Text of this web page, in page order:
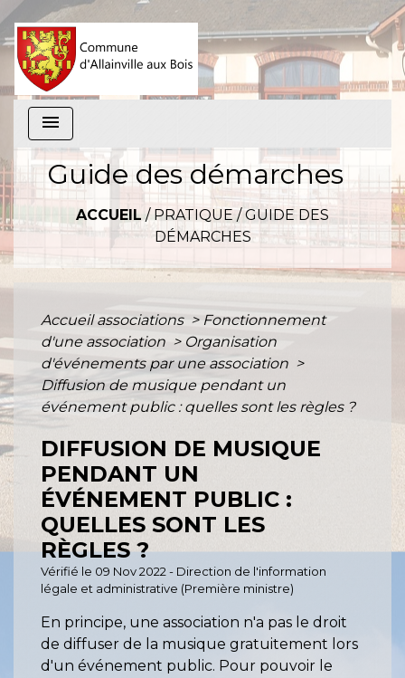
menu
Guide des démarches
ACCUEIL / PRATIQUE /GUIDE DES
DÉMARCHES
Accueil associations > Fonctionnement
d'une association > Organisation
d'événements par une association >
Diffusion de musique pendant un
événement public : quelles sont les règles ?
DIFFUSION DE MUSIQUE
PENDANT UN
ÉVÉNEMENT PUBLIC :
QUELLES SONT LES
RÈGLES ?
Vérifié le 09 Nov 2022 - Direction de l'information
légale et administrative (Première ministre)
En principe, une association n'a pas le droit
de diffuser de la musique gratuitement lors
d'un événement public. Pour pouvoir le